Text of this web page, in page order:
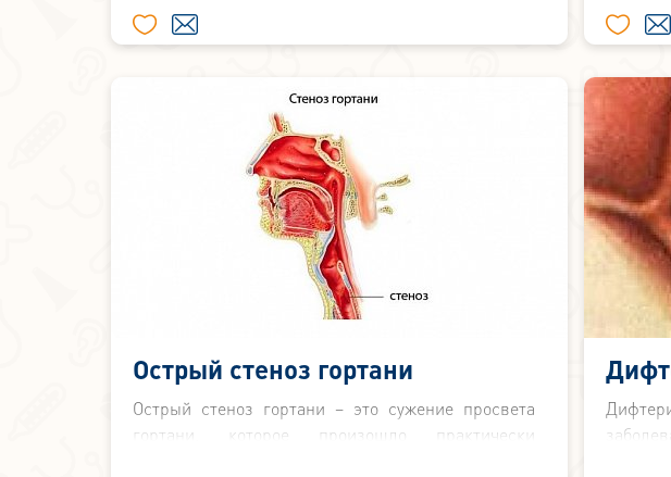
Острый стеноз гортани
Острый стеноз гортани – это сужение просвета
гортани, которое произошло практически